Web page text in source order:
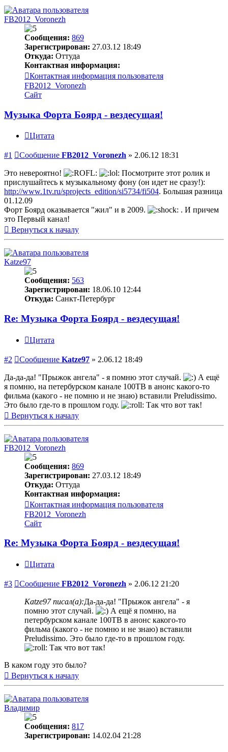
FB2012_Voronezh
Сообщения: 869
Зарегистрирован: 27.03.12 18:49
Откуда: Оттуда
Контактная информация:
Контактная информация пользователя
FB2012_Voronezh
Сайт
Музыка Форта Боярд - вездесущая!
Цитата
#1 Сообщение FB2012_Voronezh » 2.06.12 18:31
Это невероятно!
Посмотрите этот ролик и
прислушайтесь к музыкальному фону (он идет не сразу!):
http://www.1tv.ru/sprojects_edition/si5734/fi504. Большая разница
01.12.09
Форт Боярд оказывается "жил" и в 2009.
. И причем
это Первый канал!
Вернуться к началу
Katze97
Сообщения: 563
Зарегистрирован: 18.06.10 12:44
Откуда: Санкт-Петербург
Re: Музыка Форта Боярд - вездесущая!
Цитата
#2 Сообщение Katze97 » 2.06.12 18:49
Да-да-да! "Прыжок ангела" - я помню этот случай.
А ещё
я помню, на петербурском канале 100ТВ в анонс какого-то
фильма (какого - не помню и не знаю) вставили Preludissimo.
Это было где-то в прошлом году.
Так что вот так!
Вернуться к началу
FB2012_Voronezh
Сообщения: 869
Зарегистрирован: 27.03.12 18:49
Откуда: Оттуда
Контактная информация:
Контактная информация пользователя
FB2012_Voronezh
Сайт
Re: Музыка Форта Боярд - вездесущая!
Цитата
#3 Сообщение FB2012_Voronezh » 2.06.12 21:20
Katze97 писал(а):Да-да-да! "Прыжок ангела" - я
помню этот случай.
А ещё я помню, на
петербурском канале 100ТВ в анонс какого-то
фильма (какого - не помню и не знаю) вставили
Preludissimo. Это было где-то в прошлом году.
Так что вот так!
В каком году это было?
Вернуться к началу
Владимир
Сообщения: 817
Зарегистрирован: 14.02.04 21:28